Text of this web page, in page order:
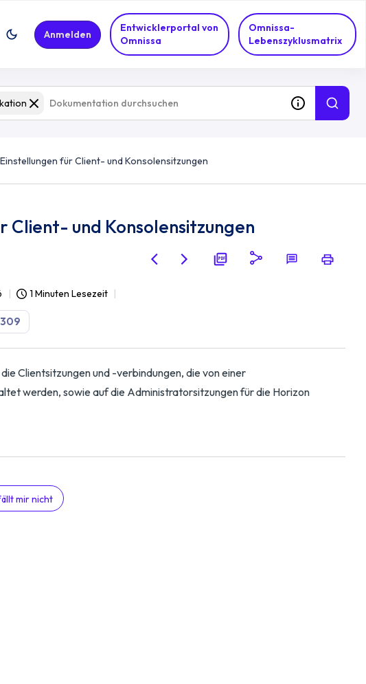
Entwicklerportal von
Omnissa
Omnissa-
Lebenszyklusmatrix
Anmelden
für Client- und Konsolensitzungen
Client- und Konsolensitzungen
1 Minuten Lesezeit
Clientsitzungen und -verbindungen, die von einer
werden, sowie auf die Administratorsitzungen für die Horizon
mir nicht